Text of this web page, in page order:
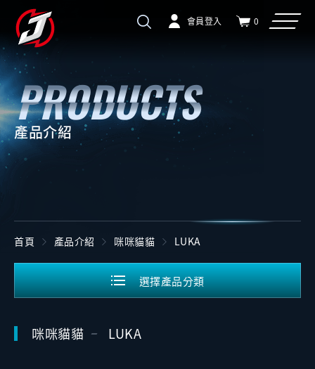
會員登入 0
產品介紹
首頁 產品介紹 咪咪貓貓 LUKA
選擇產品分類
咪咪貓貓 LUKA